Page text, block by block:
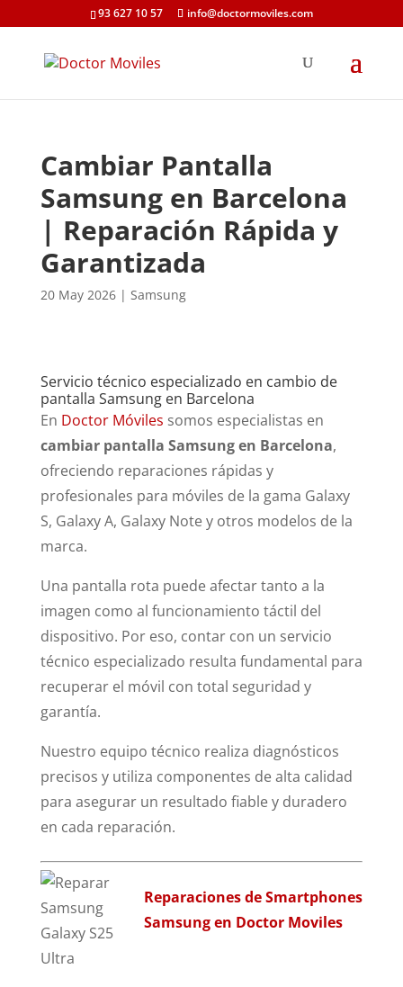
93 627 10 57 info@doctormoviles.com
Cambiar Pantalla
Samsung en Barcelona
| Reparación Rápida y
Garantizada
20 May 2026| Samsung
Servicio técnico especializado en cambio de
pantalla Samsung en Barcelona
En Doctor Móviles somos especialistas en
cambiar pantalla Samsung en Barcelona,
ofreciendo reparaciones rápidas y
profesionales para móviles de la gama Galaxy
S, Galaxy A, Galaxy Note y otros modelos de la
marca.
Una pantalla rota puede afectar tanto a la
imagen como al funcionamiento táctil del
dispositivo. Por eso, contar con un servicio
técnico especializado resulta fundamental para
recuperar el móvil con total seguridad y
garantía.
Nuestro equipo técnico realiza diagnósticos
precisos y utiliza componentes de alta calidad
para asegurar un resultado fiable y duradero
en cada reparación.
Reparaciones de Smartphones
Samsung en Doctor Moviles